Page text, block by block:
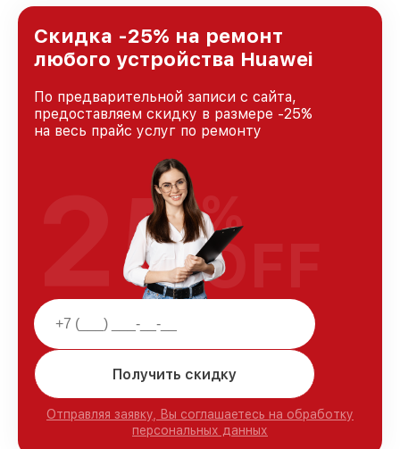
Казани, постоянно повышая уровень доверия
и лояльности наших клиентов.
Скидка -25% на ремонт
любого устройства Huawei
По предварительной записи с сайта,
предоставляем скидку в размере -25%
на весь прайс услуг по ремонту
Получить скидку
Отправляя заявку, Вы соглашаетесь на обработку
персональных данных
25%
OFF